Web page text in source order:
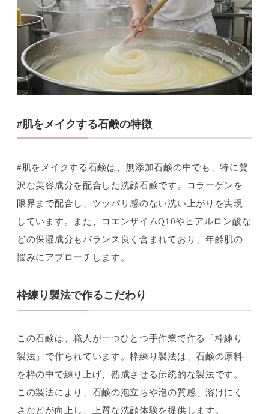
#肌をメイクする石鹸の特徴
#肌をメイクする石鹸は、無添加石鹸の中でも、特に贅
沢な美容成分を配合した洗顔石鹸です。コラーゲンを
限界まで配合し、ツッパリ感のない洗い上がりを実現
しています。また、コエンザイムQ10やヒアルロン酸な
どの保湿成分もバランス良く含まれており、年齢肌の
悩みにアプローチします。
枠練り製法で作るこだわり
この石鹸は、職人が一つひとつ手作業で作る「枠練り
製法」で作られています。枠練り製法は、石鹸の原料
を枠の中で練り上げ、熟成させる伝統的な製法です。
この製法により、石鹸の泡立ちや泡の質感、溶けにく
さなどが向上し、上質な洗顔体験を提供します。